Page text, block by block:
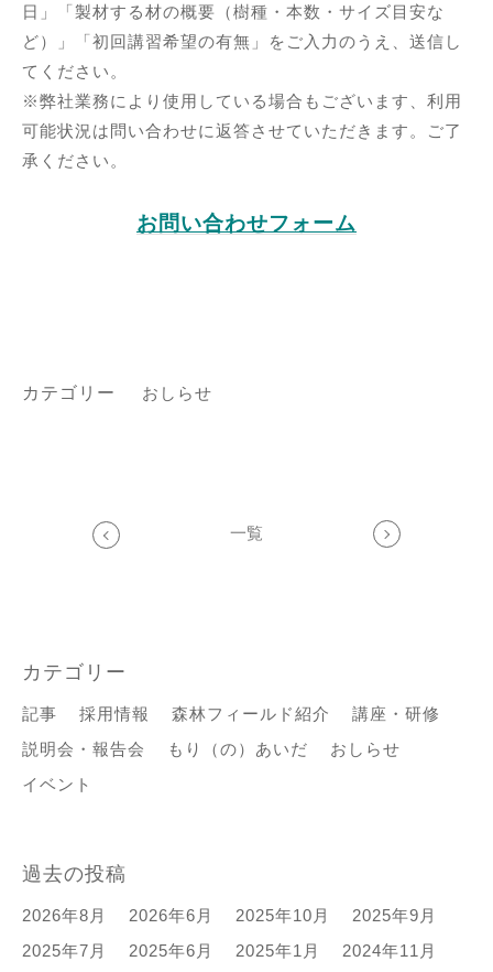
日」「製材する材の概要（樹種・本数・サイズ目安な
ど）」「初回講習希望の有無」をご入力のうえ、送信し
てください。
※弊社業務により使用している場合もございます、利用
可能状況は問い合わせに返答させていただきます。ご了
承ください。
お問い合わせフォーム
カテゴリー おしらせ
一覧
カテゴリー
記事 採用情報 森林フィールド紹介
講座・研修
説明会・報告会
もり（の）あいだ
おしらせ
イベント
過去の投稿
2026年8月 2026年6月 2025年10月
2025年9月
2025年7月
2025年6月 2025年1月 2024年11月